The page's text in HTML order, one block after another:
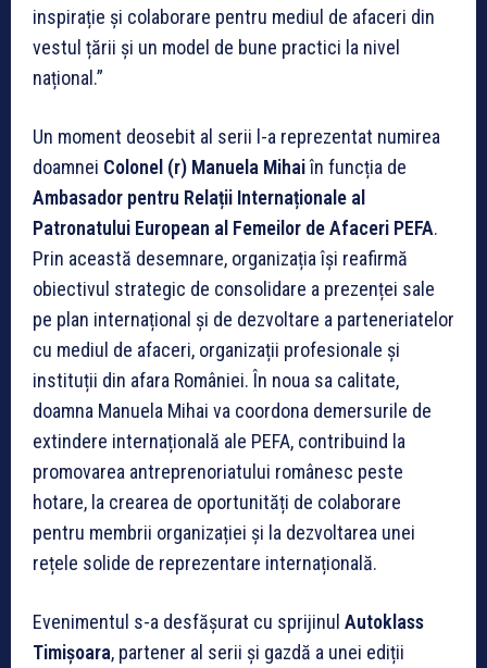
inspirație și colaborare pentru mediul de afaceri din
vestul țării și un model de bune practici la nivel
național.”
Un moment deosebit al serii l-a reprezentat numirea
doamnei Colonel (r) Manuela Mihaiîn funcția de
Ambasador pentru Relații Internaționale al
Patronatului European al Femeilor de Afaceri PEFA.
Prin această desemnare, organizația își reafirmă
obiectivul strategic de consolidare a prezenței sale
pe plan internațional și de dezvoltare a parteneriatelor
cu mediul de afaceri, organizații profesionale și
instituții din afara României. În noua sa calitate,
doamna Manuela Mihai va coordona demersurile de
extindere internațională ale PEFA, contribuind la
promovarea antreprenoriatului românesc peste
hotare, la crearea de oportunități de colaborare
pentru membrii organizației și la dezvoltarea unei
rețele solide de reprezentare internațională.
Evenimentul s-a desfășurat cu sprijinul Autoklass
Timișoara, partener al serii și gazdă a unei ediții